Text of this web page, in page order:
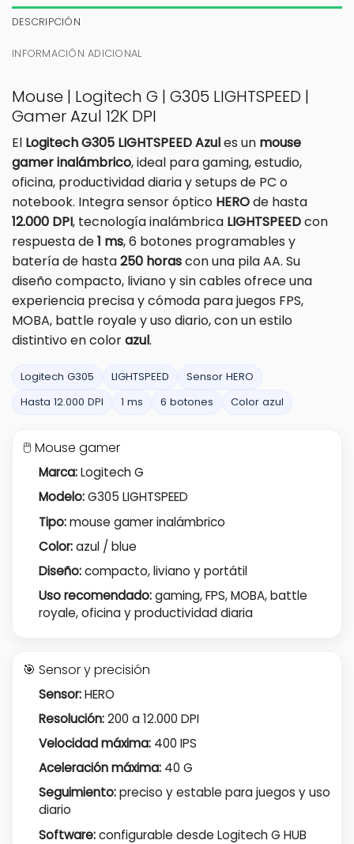
DESCRIPCIÓN
INFORMACIÓN ADICIONAL
Mouse | Logitech G | G305 LIGHTSPEED |
Gamer Azul 12K DPI
El Logitech G305 LIGHTSPEED Azules un mouse
gamer inalámbrico, ideal para gaming, estudio,
oficina, productividad diaria y setups de PC o
notebook. Integra sensor óptico HEROde hasta
12.000 DPI, tecnología inalámbrica LIGHTSPEEDcon
respuesta de1 ms, 6 botones programables y
batería de hasta250 horascon una pila AA. Su
diseño compacto, liviano y sin cables ofrece una
experiencia precisa y cómoda para juegos FPS,
MOBA, battle royale y uso diario, con un estilo
distintivo en colorazul.
Logitech G305 LIGHTSPEED
Sensor HERO
Hasta 12.000 DPI
1 ms 6 botones Color azul
🖱️ Mouse gamer
Marca:Logitech G
Modelo:G305 LIGHTSPEED
Tipo:mouse gamer inalámbrico
Color:azul / blue
Diseño:compacto, liviano y portátil
Uso recomendado:gaming, FPS, MOBA, battle
royale, oficina y productividad diaria
🎯 Sensor y precisión
Sensor:HERO
Resolución:200 a 12.000 DPI
Velocidad máxima:400 IPS
Aceleración máxima:40 G
Seguimiento:preciso y estable para juegos y uso
diario
Software:configurable desde Logitech G HUB